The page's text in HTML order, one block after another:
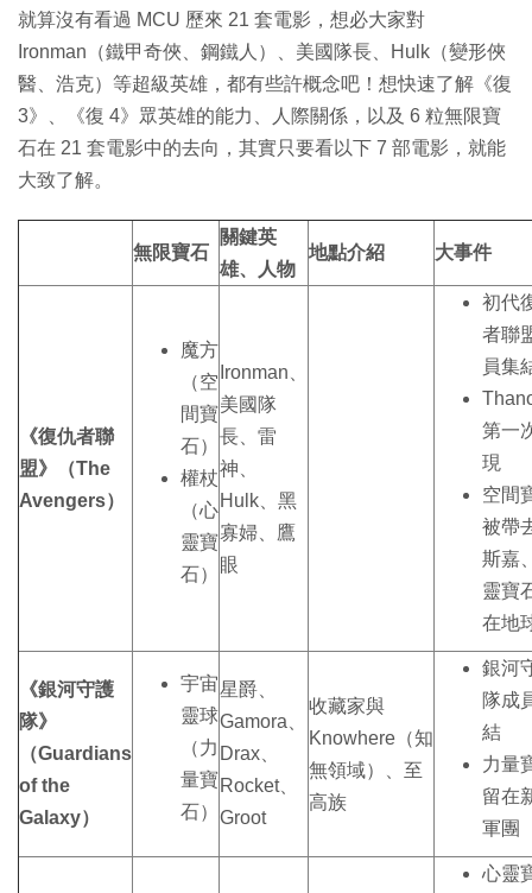
就算沒有看過 MCU 歷來 21 套電影，想必大家對
Ironman（鐵甲奇俠、鋼鐵人）、美國隊長、Hulk（變形俠
醫、浩克）等超級英雄，都有些許概念吧！想快速了解《復
3》、《復 4》眾英雄的能力、人際關係，以及 6 粒無限寶
石在 21 套電影中的去向，其實只要看以下 7 部電影，就能
大致了解。
無限寶石
關鍵英
雄、人物
地點介紹 大事件
《復仇者聯
盟》（The
Avengers）
魔方
（空
間寶
石）
權杖
（心
靈寶
石）
Ironman、
美國隊
長、雷
神、
Hulk、黑
寡婦、鷹
眼
初代
者聯
員集
第一
現
空間
被帶
斯嘉
靈寶
在地
《銀河守護
隊》
（Guardians
of the
Galaxy）
宇宙
靈球
（力
量寶
石）
星爵、
Gamora、
Drax、
Rocket、
Groot
收藏家與
Knowhere（知
無領域）、至
高族
銀河
隊成
結
力量
留在
軍團
心靈